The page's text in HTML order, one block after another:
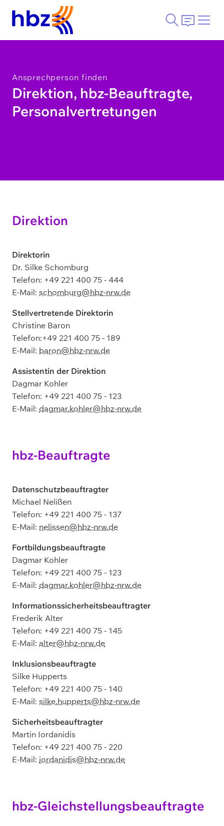
Ansprechperson finden
Direktion, hbz-Beauftragte,
Personalvertretungen
Direktion
Direktorin
Dr. Silke Schomburg
Telefon: +49 221 400 75 - 444
E-Mail: schomburg@hbz-nrw.de
Stellvertretende Direktorin
Christine Baron
Telefon:+49 221 400 75 - 189
E-Mail: baron@hbz-nrw.de
Assistentin der Direktion
Dagmar Kohler
Telefon: +49 221 400 75 - 123
E-Mail: dagmar.kohler@hbz-nrw.de
hbz-Beauftragte
Datenschutzbeauftragter
Michael Nelißen
Telefon: +49 221 400 75 - 137
E-Mail: nelissen@hbz-nrw.de
Fortbildungsbeauftragte
Dagmar Kohler
Telefon: +49 221 400 75 - 123
E-Mail: dagmar.kohler@hbz-nrw.de
Informationssicherheitsbeauftragter
Frederik Alter
Telefon: +49 221 400 75 - 145
E-Mail: alter@hbz-nrw.de
Inklusionsbeauftragte
Silke Hupperts
Telefon: +49 221 400 75 - 140
E-Mail: silke.hupperts@hbz-nrw.de
Sicherheitsbeauftragter
Martin Iordanidis
Telefon: +49 221 400 75 - 220
E-Mail: iordanidis@hbz-nrw.de
hbz-Gleichstellungsbeauftragte